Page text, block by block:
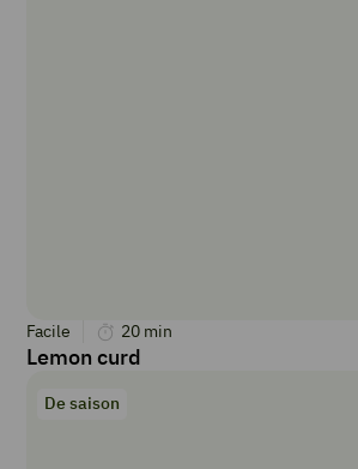
Facile 20 min
Lemon curd
De saison